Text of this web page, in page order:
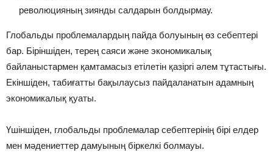
революцияның зиянды салдарын болдырмау.
Глобальды проблемалардың пайда болуының өз себептері
бар. Біріншіден, терең саяси және экономикалық
байланыстармен қамтамасыз етілетін қазіргі әлем тұтастығы.
Екіншіден, табиғатты бақылаусыз пайдаланатын адамның
экономикалық қуаты.
Үшіншіден, глобальды проблемалар себептерінің бірі елдер
мен мәдениеттер дамуының біркелкі болмауы.